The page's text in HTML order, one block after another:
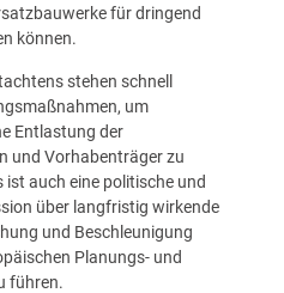
für dringend
können.
stehen schnell
um
Entlastung der
und Vorhabenträger zu
ist auch eine politische und
über langfristig wirkende
und Beschleunigung
Planungs- und
führen.